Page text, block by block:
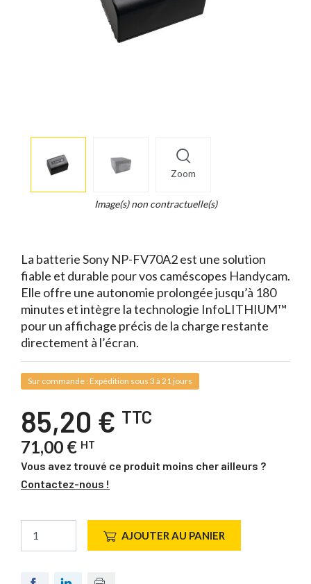
Zoom
info
Image(s) non contractuelle(s)
La batterie Sony NP-FV70A2 est une solution
fiable et durable pour vos caméscopes Handycam.
Elle offre une autonomie prolongée jusqu’à 180
minutes et intègre la technologie InfoLITHIUM™
pour un affichage précis de la charge restante
directement à l’écran.
Sur commande : Expédition sous 3 à 21 jours
85,20 € TTC
71,00 € HT
Vous avez trouvé ce produit moins cher ailleurs ?
Contactez-nous !
AJOUTER AU PANIER